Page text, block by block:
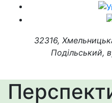
32316,
Подільський,